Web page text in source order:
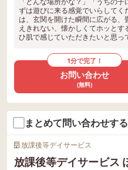
ずは遊びに来る感覚でいらして
は、玄関を開けた瞬間に広がる
えきれない、懐かしくてホッと
ひ肌で感じていただきたいと思っ
1分で完了！
お問い合わせ
(無料)
まとめて問い合わせする
放課後等デイサービス
放課後等デイサービス